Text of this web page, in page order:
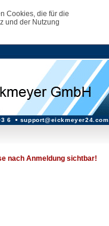
Cookies, die für die
und der Nutzung
6 support@eickmeyer24.com
nach Anmeldung sichtbar!